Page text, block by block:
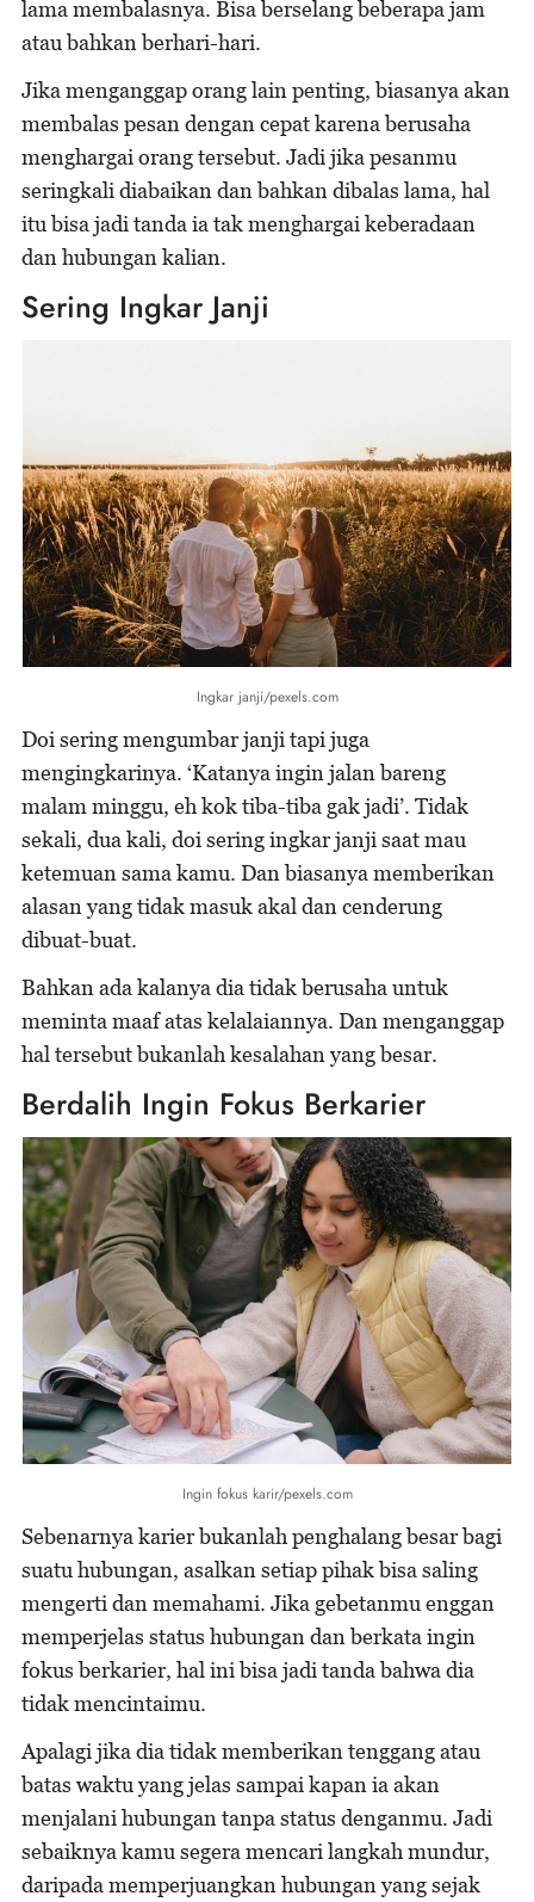
lama membalasnya. Bisa berselang beberapa jam
atau bahkan berhari-hari.
Jika menganggap orang lain penting, biasanya akan
membalas pesan dengan cepat karena berusaha
menghargai orang tersebut. Jadi jika pesanmu
seringkali diabaikan dan bahkan dibalas lama, hal
itu bisa jadi tanda ia tak menghargai keberadaan
dan hubungan kalian.
Sering Ingkar Janji
Ingkar janji/pexels.com
Doi sering mengumbar janji tapi juga
mengingkarinya. ‘Katanya ingin jalan bareng
malam minggu, eh kok tiba-tiba gak jadi’. Tidak
sekali, dua kali, doi sering ingkar janji saat mau
ketemuan sama kamu. Dan biasanya memberikan
alasan yang tidak masuk akal dan cenderung
dibuat-buat.
Bahkan ada kalanya dia tidak berusaha untuk
meminta maaf atas kelalaiannya. Dan menganggap
hal tersebut bukanlah kesalahan yang besar.
Berdalih Ingin Fokus Berkarier
Ingin fokus karir/pexels.com
Sebenarnya karier bukanlah penghalang besar bagi
suatu hubungan, asalkan setiap pihak bisa saling
mengerti dan memahami. Jika gebetanmu enggan
memperjelas status hubungan dan berkata ingin
fokus berkarier, hal ini bisa jadi tanda bahwa dia
tidak mencintaimu.
Apalagi jika dia tidak memberikan tenggang atau
batas waktu yang jelas sampai kapan ia akan
menjalani hubungan tanpa status denganmu. Jadi
sebaiknya kamu segera mencari langkah mundur,
daripada memperjuangkan hubungan yang sejak